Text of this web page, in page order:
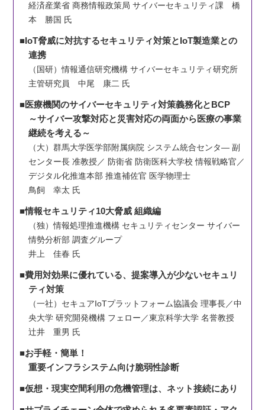
経済産業省 商務情報政策局 サイバーセキュリティ課 橋
本 勝国 氏
■IoT脅威に対抗するセキュリティ対策とIoT製造業との
連携
（国研）情報通信研究機構 サイバーセキュリティ研究所
主管研究員 中尾 康二 氏
■医療機関のサイバーセキュリティ対策義務化とBCP
～サイバー攻撃対応と災害対応の両面から医療の事業
継続を考える～
（大）群馬大学医学部附属病院 システム統合センタ― 副
センター長 准教授／ 防衛省 防衛医科大学校 情報戦略官／
デジタル化推進本部 推進補佐官 医学物理士
鳥飼 幸太 氏
■情報セキュリティ10大脅威 組織編
（独）情報処理推進機構 セキュリティセンター サイバー
情勢分析部 調査グループ
井上 佳春 氏
■費用対効果に優れている、提案導入が少ないセキュリ
ティ対策
（一社）セキュアIoTプラットフォーム協議会 理事長／中
央大学 研究開発機構 フェロー／東京科学大学 名誉教授
辻井 重男 氏
■お手軽・簡単！
重要インフラシステム向け脆弱性診断
■仮想・現実空間利用の危機管理は、ネット接続にあり